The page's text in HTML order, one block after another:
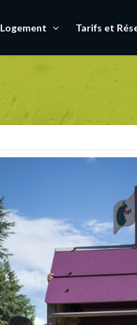
Logement Tarifs et